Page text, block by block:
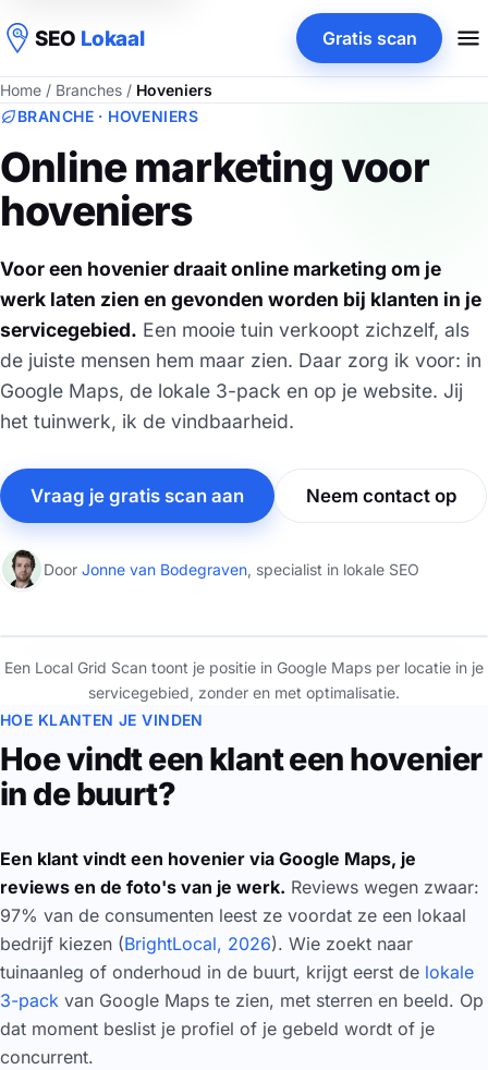
SEO Lokaal Gratis scan
Home / Branches / Hoveniers
BRANCHE · HOVENIERS
Online marketing voor
hoveniers
Voor een hovenier draait online marketing om je
werk laten zien en gevonden worden bij klanten in je
servicegebied. Een mooie tuin verkoopt zichzelf, als
de juiste mensen hem maar zien. Daar zorg ik voor: in
Google Maps, de lokale 3-pack en op je website. Jij
het tuinwerk, ik de vindbaarheid.
Vraag je gratis scan aan Neem contact op
Door Jonne van Bodegraven, specialist in lokale SEO
Met SEO Lokaal
Zonder
⇆
Een Local Grid Scan toont je positie in Google Maps per locatie in je
servicegebied, zonder en met optimalisatie.
HOE KLANTEN JE VINDEN
Hoe vindt een klant een hovenier
in de buurt?
Een klant vindt een hovenier via Google Maps, je
reviews en de foto's van je werk. Reviews wegen zwaar:
97% van de consumenten leest ze voordat ze een lokaal
bedrijf kiezen (BrightLocal, 2026). Wie zoekt naar
tuinaanleg of onderhoud in de buurt, krijgt eerst de lokale
3-pack van Google Maps te zien, met sterren en beeld. Op
dat moment beslist je profiel of je gebeld wordt of je
concurrent.